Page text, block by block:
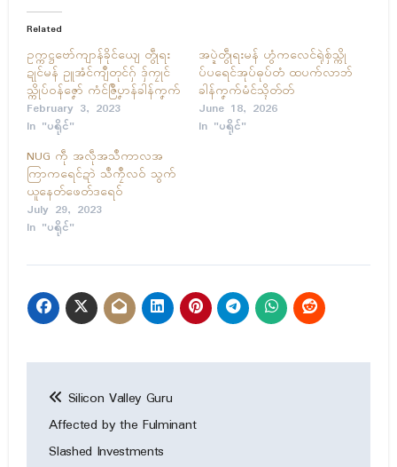
Related
ဥက္ကဋ္ဌဗော်ကျာန်ခိုၚ်ယျေ တွဵုရး
ဍုၚ်မန် ဥူအံၚ်ကျဳတုၚ်ဂှ် ဒှ်ကၠုၚ်
သ္ကိုပ်ဝန်ဇၞော် ကံၚ်ဇြဳပၞာန်ခါန်ကၞက်
February 3, 2023
In "ပရိုၚ်"
အပ္ဍဲတွဵုရးမန် ဟွံကလေၚ်ရုဲစှ်သ္ကို
ပ်ပရေၚ်အုပ်ဓုပ်တံ ထပက်လာဘ်
ခါန်ကၞက်မံၚ်သ္ၚိတ်တ်
June 18, 2026
In "ပရိုၚ်"
NUG ကဵု အလဵုအသဳကာလအ
ကြာကရေၚ်ဍာဲ သဳကၠဳလဝ် သွက်
ယူနေတ်ဖေတ်ဒရေဝ်
July 29, 2023
In "ပရိုၚ်"
navigation
Silicon Valley Guru
Affected by the Fulminant
Slashed Investments